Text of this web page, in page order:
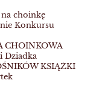
choinkę
Konkursu
CHOINKOWA
Dziadka
KSIĄŻKI